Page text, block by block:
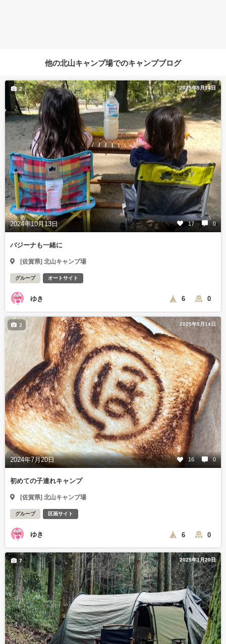
他の北山キャンプ場でのキャンプブログ
2025年5月14日
2024年10月13日 17 0
2
バジーナも一緒に
[佐賀県] 北山キャンプ場
グループ オートサイト
ゆき 6 0
2025年5月14日
2024年7月20日 16 0
2
初めての子連れキャンプ
[佐賀県] 北山キャンプ場
グループ 区画サイト
ゆき 6 0
2025年1月20日
7